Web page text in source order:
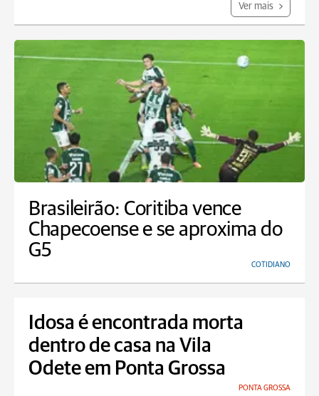
Ver mais
Brasileirão: Coritiba vence
Chapecoense e se aproxima do
G5
COTIDIANO
Idosa é encontrada morta
dentro de casa na Vila
Odete em Ponta Grossa
PONTA GROSSA